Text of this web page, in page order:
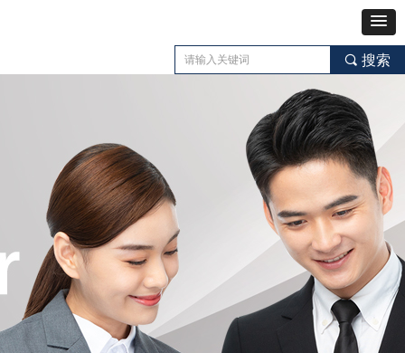
끠 搜索
Control Render
ControlType:productSlideBind Error:未将对象引用设置到对象的实例。